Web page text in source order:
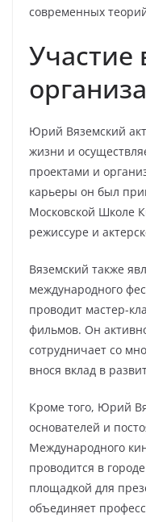
современных
Участие
Юрий Вяземский
жизни и
проектами и
карьеры он был
Московской Школе
режиссуре и
Вяземский также
международного
проводит мастер-
фильмов. Он
сотрудничает со
внося вклад в
Кроме того, Юрий
основателей и
Международного
проводится в
площадкой для
объединяет